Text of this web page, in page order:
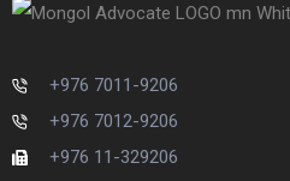
+976 7011-9206
+976 7012-9206
+976 11-329206